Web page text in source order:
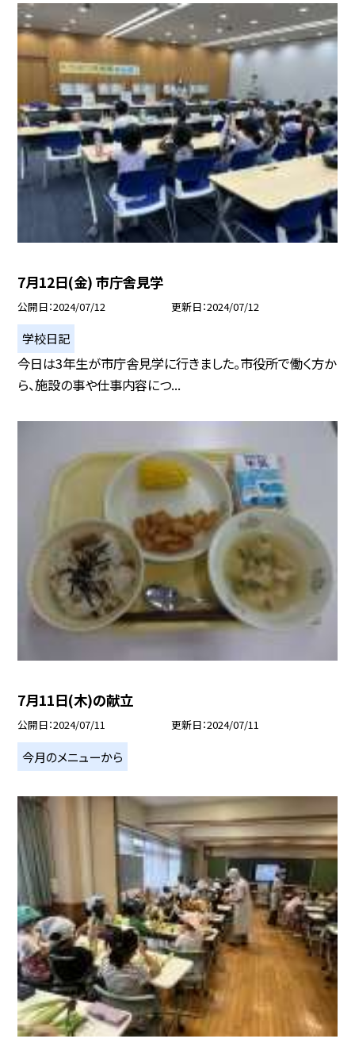
7月12日(金) 市庁舎見学
公開日 2024/07/12 更新日 2024/07/12
学校日記
今日は3年生が市庁舎見学に行きました。市役所で働く方か
ら、施設の事や仕事内容につ...
7月11日(木)の献立
公開日 2024/07/11 更新日 2024/07/11
今月のメニューから